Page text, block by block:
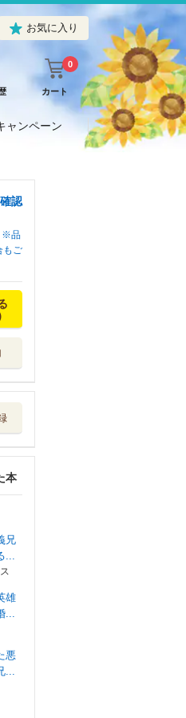
お気に入り
カート
0
ャンペーン
認
※品
もご
本
雄
...
っ
...
兄
...
雄
...
悪
...